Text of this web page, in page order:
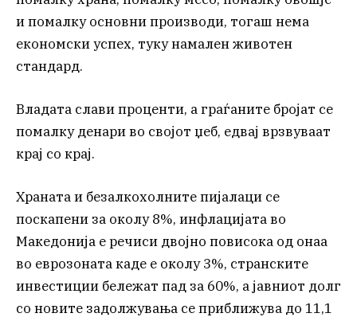
и помалку основни производи, тогаш нема
економски успех, туку намален животен
стандард.
Владата слави проценти, а граѓаните бројат се
помалку денари во својот џеб, едвај врзвуваат
крај со крај.
Храната и безалкохолните пијалаци се
поскапени за околу 8%, инфлацијата во
Македонија е речиси двојно повисока од онаа
во еврозоната каде е околу 3%, странските
инвестиции бележат пад за 60%, а јавниот долг
со новите задолжувања се приближува до 11,1